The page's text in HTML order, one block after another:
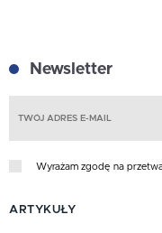
Newsletter
Wyrażam zgodę na
ARTYKUŁY